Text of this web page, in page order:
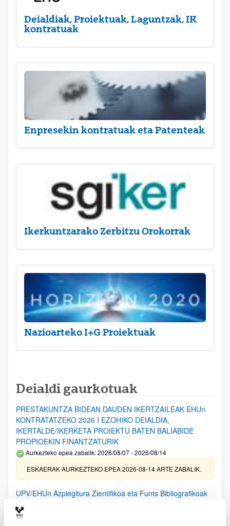
Deialdiak, Proiektuak, Laguntzak, IK
kontratuak
Enpresekin kontratuak eta Patenteak
Ikerkuntzarako Zerbitzu Orokorrak
Nazioarteko I+G Proiektuak
Deialdi gaurkotuak
PRESTAKUNTZA BIDEAN DAUDEN IKERTZAILEAK EHUn
KONTRATATZEKO 2026 I EZOHIKO DEIALDIA,
IKERTALDE/IKERKETA PROIEKTU BATEN BALIABIDE
PROPIOEKIN FINANTZATURIK
Aurkezteko epea zabalik: 2026/08/07 - 2026/08/14
ESKAERAK AURKEZTEKO EPEA 2026-08-14 ARTE ZABALIK.
UPV/EHUn Azpiegitura Zientifikoa eta Funts Bibliografikoak